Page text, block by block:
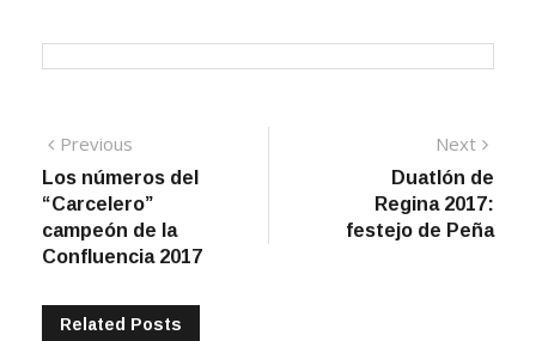
Navegación
de
entradas
Previous
post:
Los números del
“Carcelero”
campeón de la
Confluencia 2017
Next
Duatlón de
Regina 2017:
festejo de Peña
Related Posts